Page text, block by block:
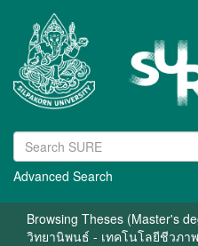
Advanced Search
Browsing Theses (Master's
วิทยานิพนธ์ - เทคโนโลยีชีวภา